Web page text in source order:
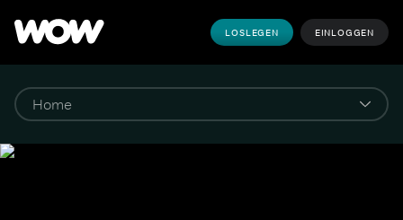
LOSLEGEN EINLOGGEN